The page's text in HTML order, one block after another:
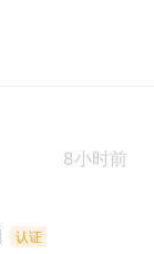
8小时前
认证